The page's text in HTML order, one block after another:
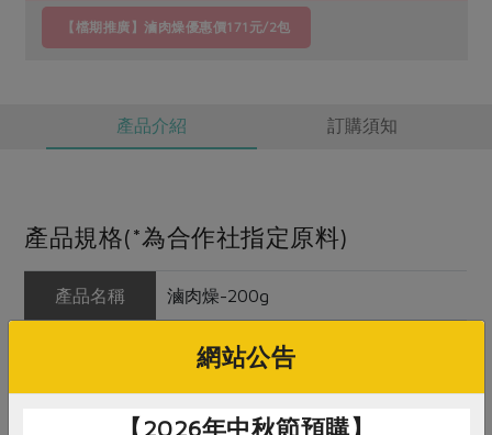
【檔期推廣】滷肉燥優惠價171元/2包
產品介紹 訂購須知
產品規格(*為合作社指定原料)
產品名稱 滷肉燥-200g
海森食品股份有限公司
產地/原產地 台灣
網站公告
【2026年中秋節預購】